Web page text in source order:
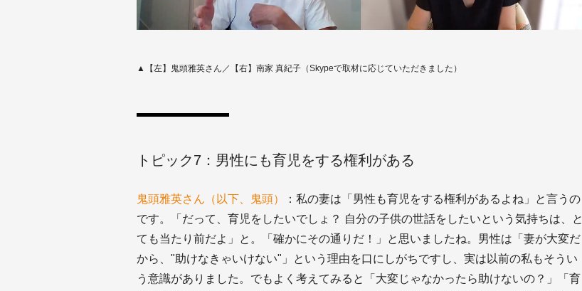
▲【左】鬼頭雅英さん／【右】南家 真紀子（Skypeで取材に応じていただきました）
トピック7：男性にも育児をする権利がある
鬼頭雅英さん（以下、鬼頭）
：私の妻は「男性も育児をする権利があるよね」と言うの
です。「だって、育児をしたいでしょ？ 自分の子供の世話をしたいという気持ちは、と
ても当たり前だよ」と。「確かにその通りだ！」と思いましたね。男性は「妻が大変だ
から、"助けなきゃいけない"」という理由を口にしがちですし、実は以前の私もそうい
う意識がありました。でもよく考えてみると「大変じゃなかったら助けないの？」「育